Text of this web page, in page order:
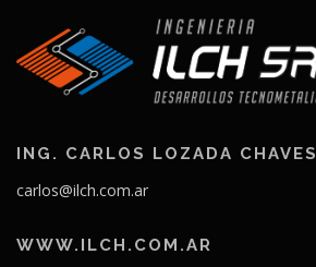
ING. CARLOS LOZADA CHAVES
carlos@ilch.com.ar
WWW.ILCH.COM.AR